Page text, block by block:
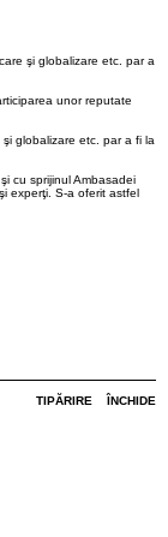
şi globalizare etc. par a
unor reputate
globalizare etc. par a fi la
cu sprijinul Ambasadei
experţi. S-a oferit astfel
TIPĂRIRE ÎNCHIDE